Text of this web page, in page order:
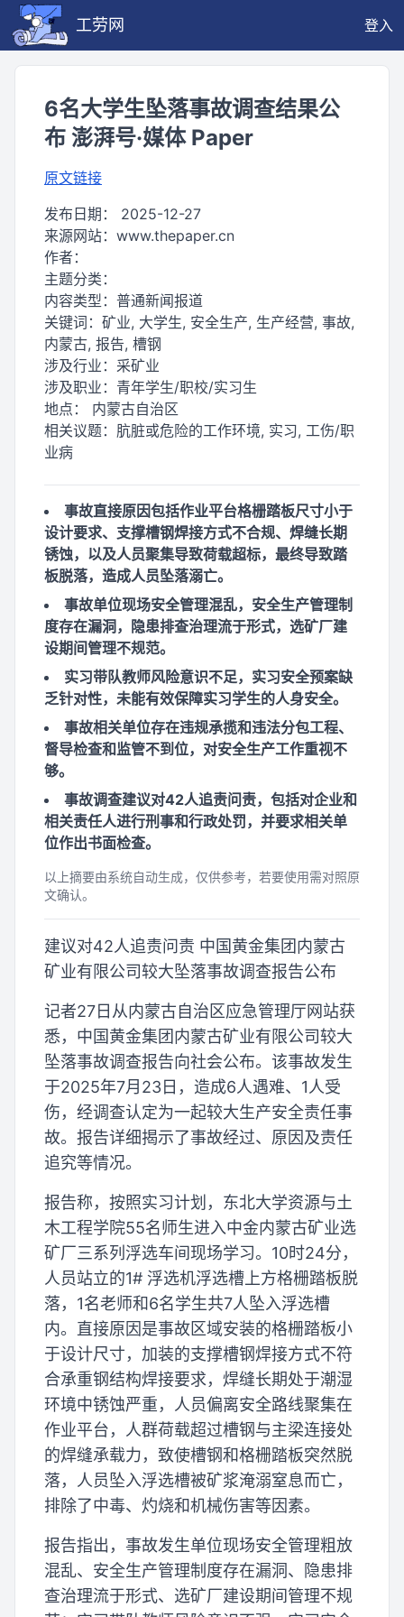
工劳网 登入
6名大学生坠落事故调查结果公
布 澎湃号·媒体 Paper
原文链接
发布日期： 2025-12-27
来源网站： www.thepaper.cn
作者：
主题分类：
内容类型： 普通新闻报道
关键词： 矿业, 大学生, 安全生产, 生产经营, 事故,
内蒙古, 报告, 槽钢
涉及行业： 采矿业
涉及职业： 青年学生/职校/实习生
地点： 内蒙古自治区
相关议题： 肮脏或危险的工作环境, 实习, 工伤/职
业病
事故直接原因包括作业平台格栅踏板尺寸小于
设计要求、支撑槽钢焊接方式不合规、焊缝长期
锈蚀，以及人员聚集导致荷载超标，最终导致踏
板脱落，造成人员坠落溺亡。
事故单位现场安全管理混乱，安全生产管理制
度存在漏洞，隐患排查治理流于形式，选矿厂建
设期间管理不规范。
实习带队教师风险意识不足，实习安全预案缺
乏针对性，未能有效保障实习学生的人身安全。
事故相关单位存在违规承揽和违法分包工程、
督导检查和监管不到位，对安全生产工作重视不
够。
事故调查建议对42人追责问责，包括对企业和
相关责任人进行刑事和行政处罚，并要求相关单
位作出书面检查。
以上摘要由系统自动生成，仅供参考，若要使用需对照原
文确认。
建议对42人追责问责 中国黄金集团内蒙古
矿业有限公司较大坠落事故调查报告公布
记者27日从内蒙古自治区应急管理厅网站获
悉，中国黄金集团内蒙古矿业有限公司较大
坠落事故调查报告向社会公布。该事故发生
于2025年7月23日，造成6人遇难、1人受
伤，经调查认定为一起较大生产安全责任事
故。报告详细揭示了事故经过、原因及责任
追究等情况。
报告称，按照实习计划，东北大学资源与土
木工程学院55名师生进入中金内蒙古矿业选
矿厂三系列浮选车间现场学习。10时24分，
人员站立的1# 浮选机浮选槽上方格栅踏板脱
落，1名老师和6名学生共7人坠入浮选槽
内。直接原因是事故区域安装的格栅踏板小
于设计尺寸，加装的支撑槽钢焊接方式不符
合承重钢结构焊接要求，焊缝长期处于潮湿
环境中锈蚀严重，人员偏离安全路线聚集在
作业平台，人群荷载超过槽钢与主梁连接处
的焊缝承载力，致使槽钢和格栅踏板突然脱
落，人员坠入浮选槽被矿浆淹溺窒息而亡，
排除了中毒、灼烧和机械伤害等因素。
报告指出，事故发生单位现场安全管理粗放
混乱、安全生产管理制度存在漏洞、隐患排
查治理流于形式、选矿厂建设期间管理不规